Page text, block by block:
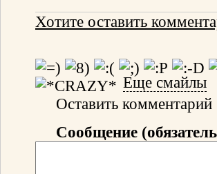
Хотите оставить
Еще смайлы
Оставить комментарий
Сообщение